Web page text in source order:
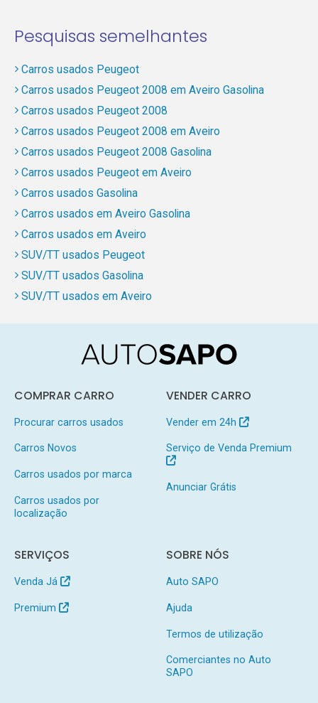
Pesquisas semelhantes
Carros usados Peugeot
Carros usados Peugeot 2008 em Aveiro Gasolina
Carros usados Peugeot 2008
Carros usados Peugeot 2008 em Aveiro
Carros usados Peugeot 2008 Gasolina
Carros usados Peugeot em Aveiro
Carros usados Gasolina
Carros usados em Aveiro Gasolina
Carros usados em Aveiro
SUV/TT usados Peugeot
SUV/TT usados Gasolina
SUV/TT usados em Aveiro
COMPRAR CARRO
Procurar carros usados
Carros Novos
Carros usados por marca
Carros usados por
localização
VENDER CARRO
Vender em 24h
Serviço de Venda Premium
Anunciar Grátis
SERVIÇOS
Venda Já
Premium
SOBRE NÓS
Auto SAPO
Ajuda
Termos de utilização
Comerciantes no Auto
SAPO